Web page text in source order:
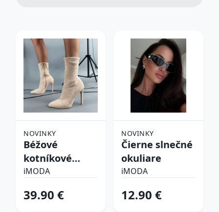
NOVINKY
Béžové
kotníkové
čižmy
iMODA
39.90 €
NOVINKY
Čierne slnečné
okuliare
iMODA
12.90 €